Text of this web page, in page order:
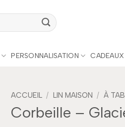
PERSONNALISATION CADEAUX
ACCUEIL / LIN MAISON / À
Corbeille –